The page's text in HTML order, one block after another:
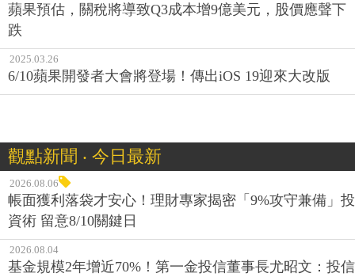
蘋果預估，關稅將導致Q3成本增9億美元，股價應聲下
跌
2025.03.26
6/10蘋果開發者大會將登場！傳出iOS 19迎來大改版
觀點新聞 ‧ 今日最新
2026.08.06
帳面獲利落袋才安心！理財專家揭密「9%攻守兼備」投
資術 留意8/10關鍵日
2026.08.04
基金規模2年增近70%！第一金投信董事長尤昭文：投信